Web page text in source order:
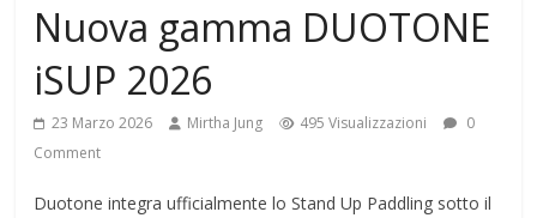
Nuova gamma DUOTONE
iSUP 2026
23 Marzo 2026 Mirtha Jung 495 Visualizzazioni
0
Comment
Duotone integra ufficialmente lo Stand Up Paddling sotto il